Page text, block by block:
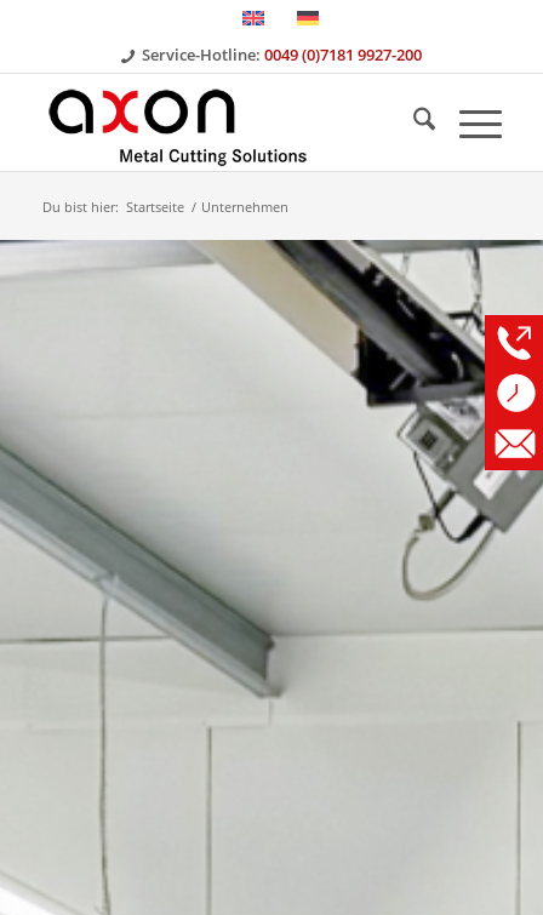
Service-Hotline:0049 (0)7181 9927-200
Du bist hier: Startseite / Unternehmen